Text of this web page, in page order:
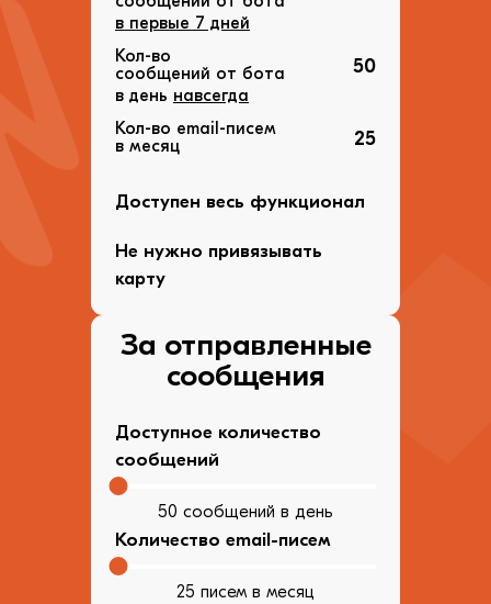
в первые 7 дней
Кол-во
сообщений от бота
в день навсегда
50
Кол-во email-писем
в месяц
25
Доступен весь функционал
Не нужно привязывать
карту
За отправленные
сообщения
Доступное количество
сообщений
50 сообщений в день
Количество email-писем
25 писем в месяц